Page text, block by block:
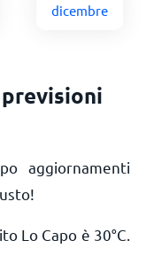
dicembre
aggiornamenti
Lo Capo è 30°C